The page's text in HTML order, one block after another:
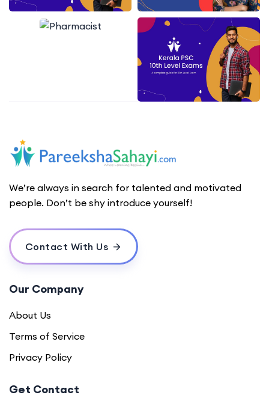
We’re always in search for talented and motivated
people. Don’t be shy introduce yourself!
Contact With Us
Our Company
About Us
Terms of Service
Privacy Policy
Get Contact